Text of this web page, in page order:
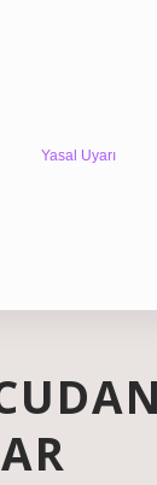
Yasal Uyarı